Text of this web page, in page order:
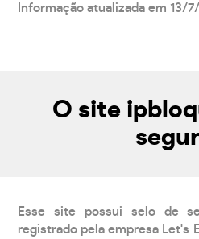
Informação atualizada em 13/
O site
Esse site possui selo de
registrado pela empresa Let's